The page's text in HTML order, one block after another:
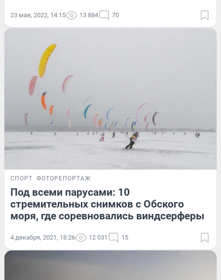
23 мая, 2022, 14:15 13 884 70
СПОРТ ФОТОРЕПОРТАЖ
Под всеми парусами: 10
стремительных снимков с Обского
моря, где соревновались виндсерферы
4 декабря, 2021, 18:26 12 031 15